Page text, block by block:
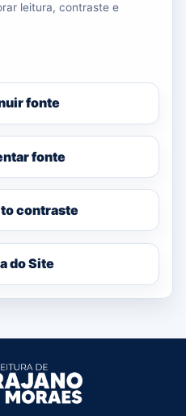
leitura, contraste e
fonte
fonte
contraste
do Site